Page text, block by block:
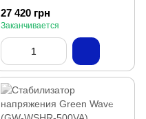
27 420 грн
Заканчивается